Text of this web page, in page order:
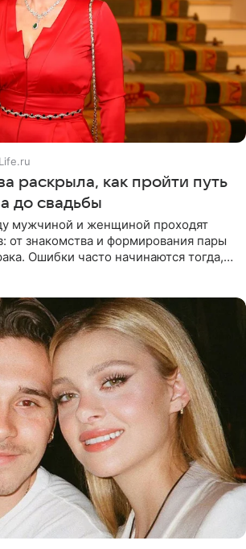
Life.ru
раскрыла, как пройти путь
до свадьбы
мужчиной и женщиной проходят
от знакомства и формирования пары
Ошибки часто начинаются тогда,